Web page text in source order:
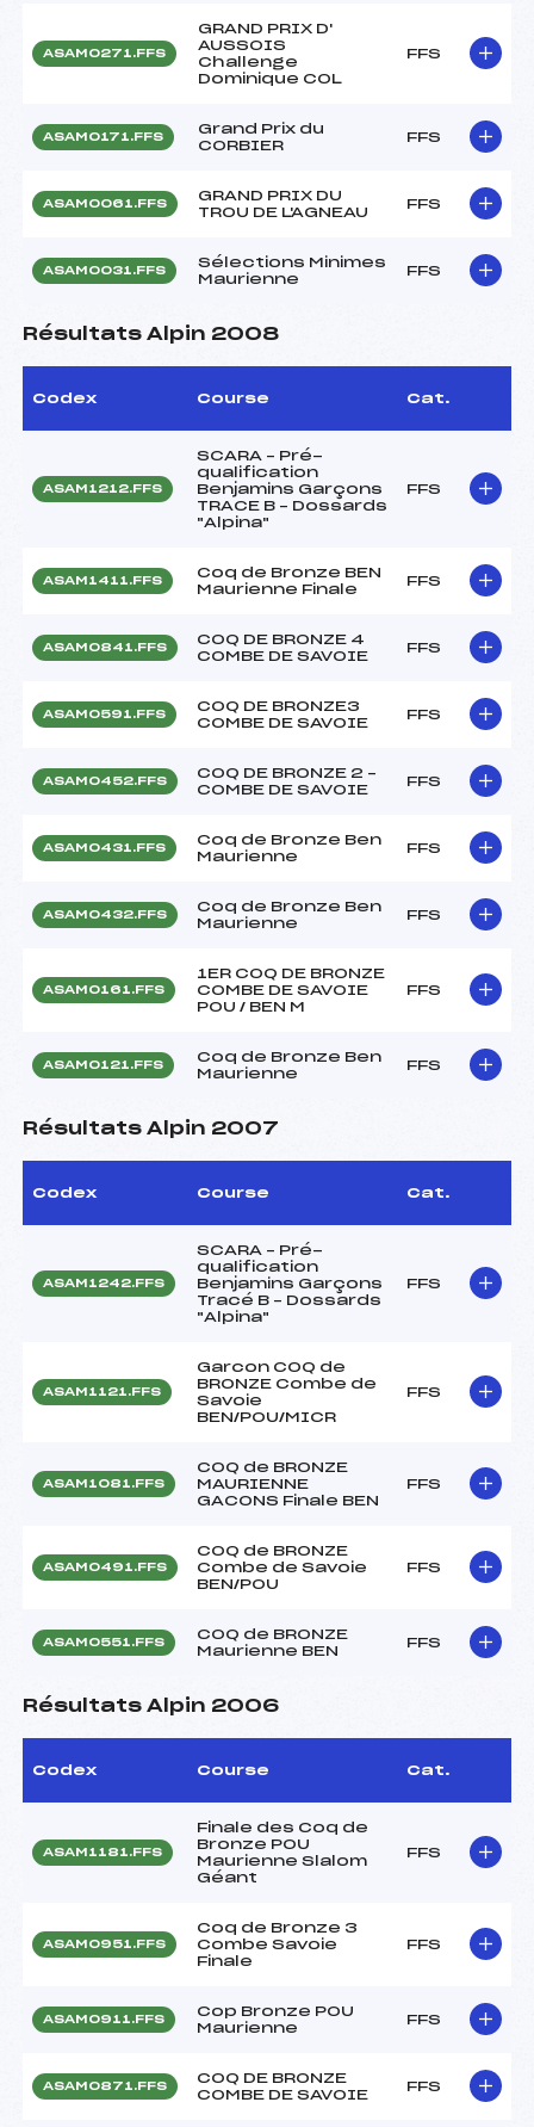
ASAM0271.FFS
GRAND PRIX D'
AUSSOIS
Challenge
Dominique COL
FFS
ASAM0171.FFS
Grand Prix du
CORBIER
FFS
ASAM0061.FFS
GRAND PRIX DU
TROU DE L'AGNEAU
FFS
ASAM0031.FFS
Sélections Minimes
Maurienne
FFS
Résultats Alpin 2008
Codex Course Cat.
ASAM1212.FFS
SCARA – Pré-
qualification
Benjamins Garçons
TRACE B – Dossards
"Alpina"
FFS
ASAM1411.FFS
Coq de Bronze BEN
Maurienne Finale
FFS
ASAM0841.FFS
COQ DE BRONZE 4
COMBE DE SAVOIE
FFS
ASAM0591.FFS
COQ DE BRONZE3
COMBE DE SAVOIE
FFS
ASAM0452.FFS
COQ DE BRONZE 2 –
COMBE DE SAVOIE
FFS
ASAM0431.FFS
Coq de Bronze Ben
Maurienne
FFS
ASAM0432.FFS
Coq de Bronze Ben
Maurienne
FFS
ASAM0161.FFS
1ER COQ DE BRONZE
COMBE DE SAVOIE
POU / BEN M
FFS
ASAM0121.FFS
Coq de Bronze Ben
Maurienne
FFS
Résultats Alpin 2007
Codex Course Cat.
ASAM1242.FFS
SCARA – Pré-
qualification
Benjamins Garçons
Tracé B – Dossards
"Alpina"
FFS
ASAM1121.FFS
Garcon COQ de
BRONZE Combe de
Savoie
BEN/POU/MICR
FFS
ASAM1081.FFS
COQ de BRONZE
MAURIENNE
GACONS Finale BEN
FFS
ASAM0491.FFS
COQ de BRONZE
Combe de Savoie
BEN/POU
FFS
ASAM0551.FFS
COQ de BRONZE
Maurienne BEN
FFS
Résultats Alpin 2006
Codex Course Cat.
ASAM1181.FFS
Finale des Coq de
Bronze POU
Maurienne Slalom
Géant
FFS
ASAM0951.FFS
Coq de Bronze 3
Combe Savoie
Finale
FFS
ASAM0911.FFS
Cop Bronze POU
Maurienne
FFS
ASAM0871.FFS
COQ DE BRONZE
COMBE DE SAVOIE
FFS